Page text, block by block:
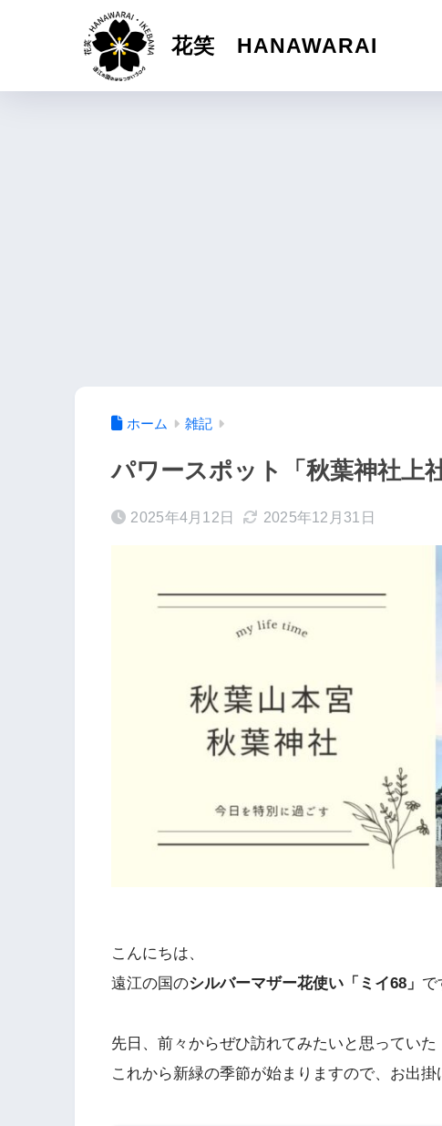
花笑 HANAWARAI
ホーム 雑記
パワースポット「秋葉神社上
2025年4月12日 2025年12月31日
こんにちは、
遠江の国のシルバーマザー花使い「ミイ68」 で
先日、前々からぜひ訪れてみたいと思っていた
これから新緑の季節が始まりますので、お出掛